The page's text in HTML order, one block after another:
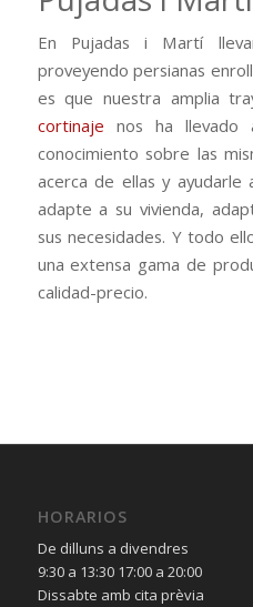
En Pujadas i Martí
proveyendo persianas
es que nuestra amplia
cortinaje nos ha llevado
conocimiento sobre las
acerca de ellas y
adapte a su vivienda,
sus necesidades. Y todo
una extensa gama de
calidad-precio.
HORARIOS
De dilluns a divendres
9:30 a 13:30 17:00 a 20:00
Dissabte amb cita prèvia